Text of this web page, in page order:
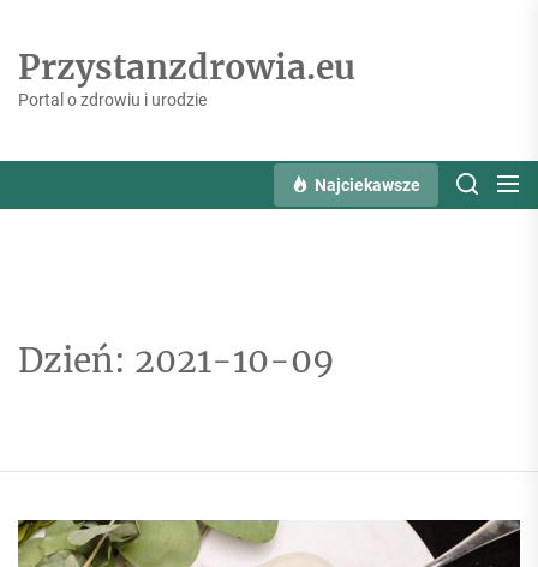
content
Przystanzdrowia.eu
Portal o zdrowiu i urodzie
Najciekawsze
Dzień: 2021-10-09